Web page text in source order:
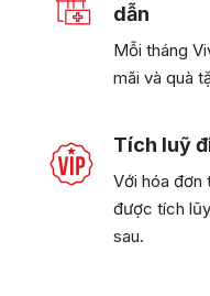
dẫn
Mỗi tháng
mãi và quà
Tích luỹ
Với hóa đơn
được tích
sau.